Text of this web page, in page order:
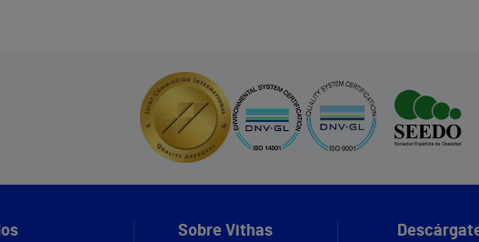
Sobre Vithas